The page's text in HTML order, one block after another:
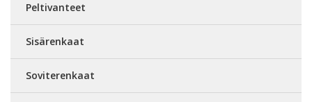
Peltivanteet
Sisärenkaat
Soviterenkaat